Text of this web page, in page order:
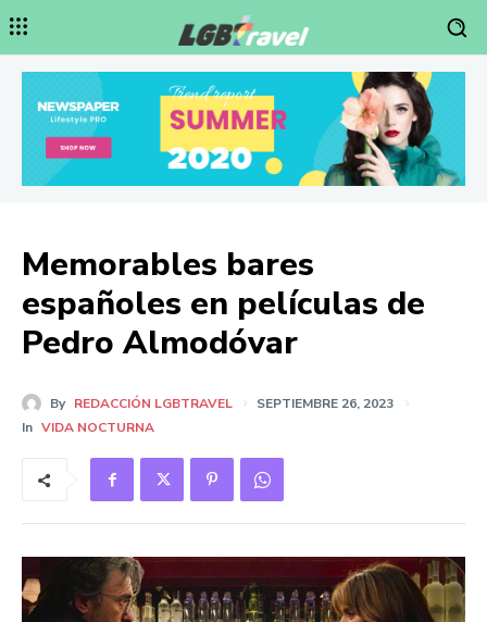
Memorables bares
españoles en películas de
Pedro Almodóvar
By REDACCIÓN LGBTRAVEL
SEPTIEMBRE 26, 2023
In VIDA NOCTURNA